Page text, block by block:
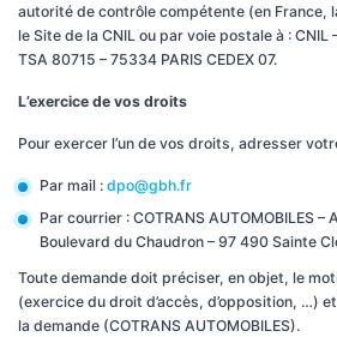
autorité de contrôle compétente (en France,
le Site de la CNIL ou par voie postale à : CNIL
TSA 80715 – 75334 PARIS CEDEX 07.
L’exercice de vos droits
Pour exercer l’un de vos droits, adresser
Par mail : dpo@gbh.fr
Par courrier : COTRANS AUTOMOBILES –
Boulevard du Chaudron – 97 490 Sainte
Toute demande doit préciser, en objet, le
(exercice du droit d’accès, d’opposition, …)
la demande (COTRANS AUTOMOBILES).